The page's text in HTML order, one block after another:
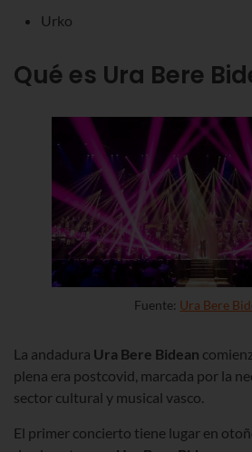
Urko
Qué es Ura Bere
Fuente: Ura Bere
La andadura Ura Bere Bidean
plena era postcovid, marcada por la
sector cultural y musical vasco.
El primer concierto tiene lugar en